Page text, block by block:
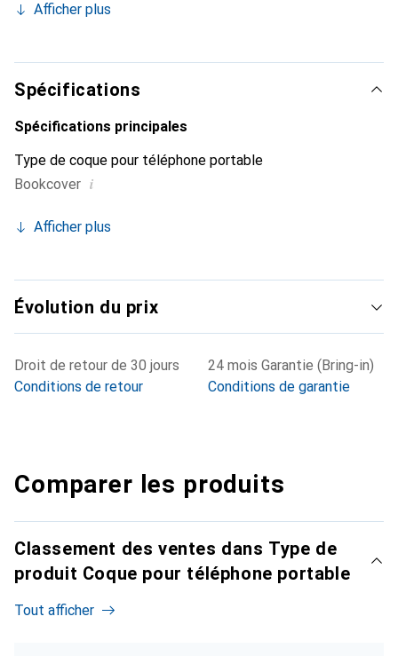
et indispensable de votre smartphone. Reconnaître
marque Noreve est un choix sûr pour une clientèle
exigeante.
Afficher plus
Spécifications
Spécifications principales
Type de coque pour téléphone portable
Bookcover i
Afficher plus
Évolution du prix
Droit de retour de 30 jours
Conditions de retour
24 mois Garantie (Bring-in)
Conditions de garantie
Comparer les produits
Classement des ventes dans Type de
produit Coque pour téléphone portable
Tout afficher